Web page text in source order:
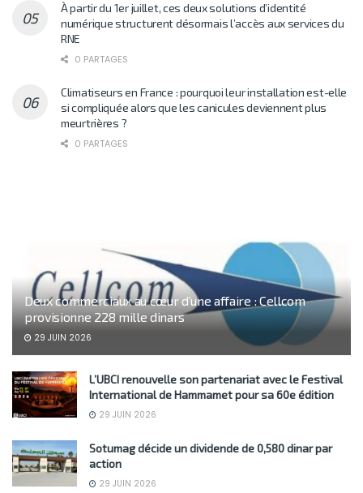
À partir du 1er juillet, ces deux solutions d’identité
numérique structurent désormais l’accès aux services du
RNE
0 PARTAGES
Climatiseurs en France : pourquoi leur installation est-elle
si compliquée alors que les canicules deviennent plus
meurtrières ?
0 PARTAGES
Deux commerciaux au cœur d’une affaire : Cellcom
provisionne 228 mille dinars
29 JUIN 2026
L’UBCI renouvelle son partenariat avec le Festival
International de Hammamet pour sa 60e édition
29 JUIN 2026
Sotumag décide un dividende de 0,580 dinar par
action
29 JUIN 2026